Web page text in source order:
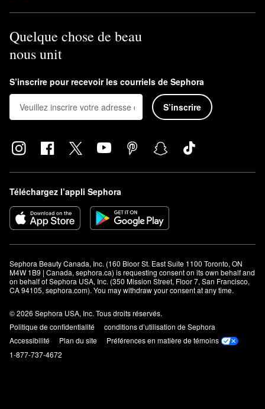
Quelque chose de beau
nous unit
S’inscrire pour recevoir les courriels de Sephora
S’inscrire
Téléchargez l’appli Sephora
Sephora Beauty Canada, Inc. (160 Bloor St. East Suite 1100 Toronto, ON
M4W 1B9 | Canada, sephora.ca) is requesting consent on its own behalf and
on behalf of Sephora USA, Inc. (350 Mission Street, Floor 7, San Francisco,
CA 94105, sephora.com). You may withdraw your consent at any time.
© 2026 Sephora USA, Inc. Tous droits réservés.
Politique de confidentialité
conditions d’utilisation de Sephora
Accessibilité
Plan du site
Préférences en matière de témoins
1-877-737-4672